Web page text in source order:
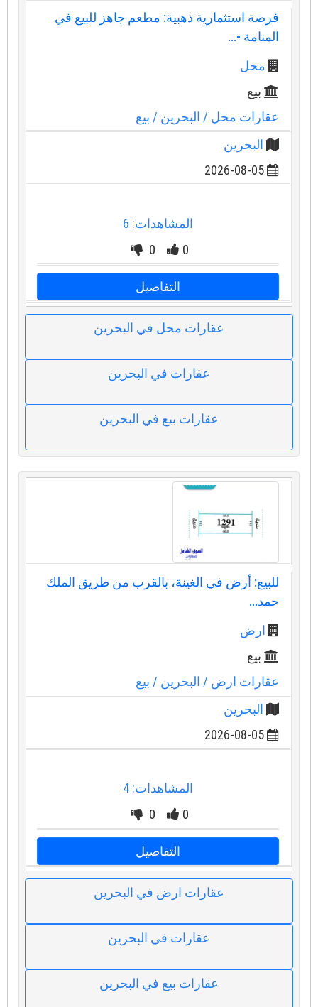
فرصة استثمارية ذهبية: مطعم جاهز للبيع في
المنامة -...
محل
بيع
عقارات محل / البحرين/ بيع
البحرين
2026-08-05
المشاهدات: 6
0
0
التفاصيل
عقارات محل في البحرين
عقارات في البحرين
عقارات بيع في البحرين
للبيع: أرض في الغينة، بالقرب من طريق الملك
حمد...
ارض
بيع
عقارات ارض / البحرين/ بيع
البحرين
2026-08-05
المشاهدات: 4
0
0
التفاصيل
عقارات ارض في البحرين
عقارات في البحرين
عقارات بيع في البحرين